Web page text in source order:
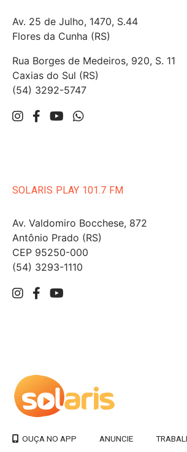
Av. 25 de Julho, 1470, S.44
Flores da Cunha (RS)
Rua Borges de Medeiros, 920, S. 11
Caxias do Sul (RS)
(54) 3292-5747
SOLARIS PLAY 101.7 FM
Av. Valdomiro Bocchese, 872
Antônio Prado (RS)
CEP 95250-000
(54) 3293-1110
OUÇA NO APP ANUNCIE